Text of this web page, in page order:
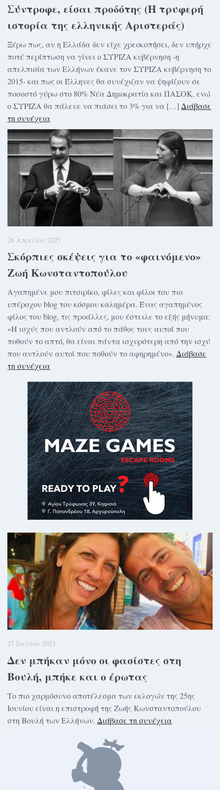
Σύντροφε, είσαι προδότης (Η τρυφερή
ιστορία της ελληνικής Αριστεράς)
Ξέρω πως, αν η Ελλάδα δεν είχε χρεοκοπήσει, δεν υπήρχε
ποτέ περίπτωση να γίνει ο ΣΥΡΙΖΑ κυβέρνηση -η
απελπισία των Ελλήνων έκανε τον ΣΥΡΙΖΑ κυβέρνηση το
2015- και πως οι Έλληνες θα συνέχιζαν να ψηφίζουν σε
ποσοστό γύρω στο 80% Νέα Δημοκρατία και ΠΑΣΟΚ, ενώ
ο ΣΥΡΙΖΑ θα πάλευε να πιάσει το 3% για να […] Διάβασε
τη συνέχεια
26 Απριλίου 2025
Σκόρπιες σκέψεις για το «φαινόμενο»
Ζωή Κωνσταντοπούλου
Αγαπημένε μου πιτσιρίκο, φίλες και φίλοι του πιο
υπέροχου blog του κόσμου καλημέρα. Ένας αγαπημένος
φίλος του blog, τις προάλλες, μου έστειλε το εξής μήνυμα:
«Η ισχύς που αντλούν από το πάθος τους αυτοί που
ποθούν το απτό, θα είναι πάντα ισχυρότερη από την ισχύ
που αντλούν αυτοί που ποθούν το αφηρημένο». Διάβασε
τη συνέχεια
27 Ιουνίου 2023
Δεν μπήκαν μόνο οι φασίστες στη
Βουλή, μπήκε και ο έρωτας
Το πιο χαρμόσυνο αποτέλεσμα των εκλογών της 25ης
Ιουνίου είναι η επιστροφή της Ζωής Κωνσταντοπούλου
στη Βουλή των Ελλήνων. Διάβασε τη συνέχεια